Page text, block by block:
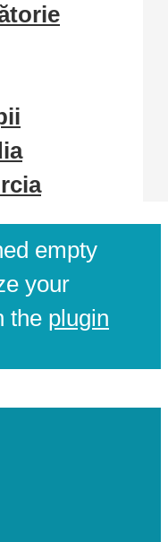
empty
your
the plugin